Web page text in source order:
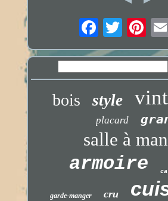
bois style
placard
salle à
armoire
garde-manger cru